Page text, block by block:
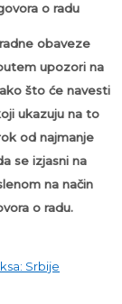
o radu
obaveze
upozori na
što će navesti
ukazuju na to
od najmanje
se izjasni na
na način
o radu.
Srbije